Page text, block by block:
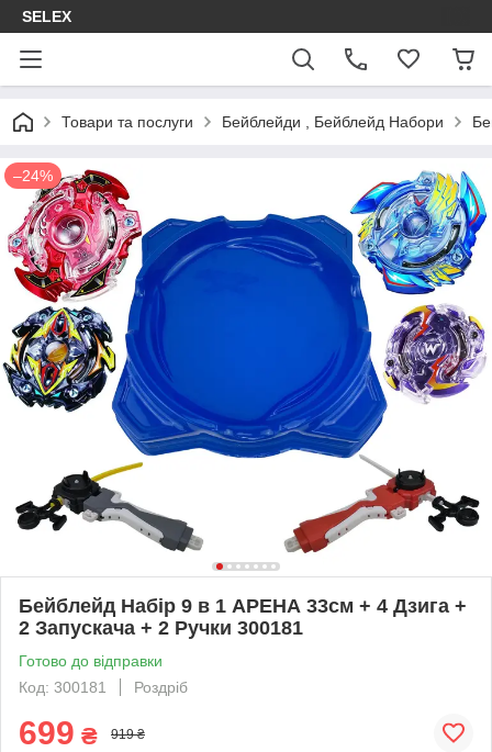
SELEX
Товари та послуги Бейблейди , Бейблейд Набори
–24%
Бейблейд Набір 9 в 1 АРЕНА 33см + 4 Дзига +
2 Запускача + 2 Ручки 300181
Готово до відправки
Код: 300181
Роздріб
699 ₴ 919 ₴